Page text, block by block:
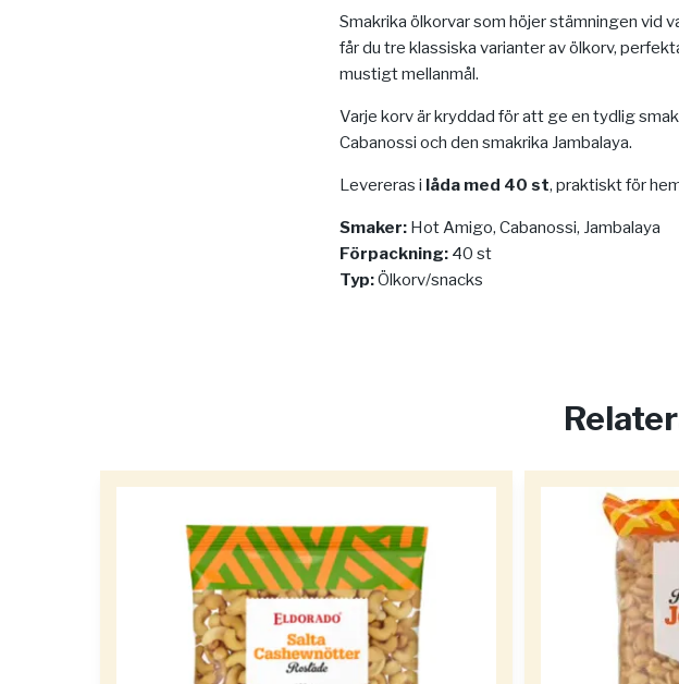
Smakrika ölkorvar som höjer stämningen vid
får du tre klassiska varianter av ölkorv,
mustigt mellanmål.
Varje korv är kryddad för att ge en tydlig
Cabanossi och den smakrika Jambalaya.
Levereras i låda med 40 st, praktiskt för
Smaker: Hot Amigo, Cabanossi, Jambalaya
Förpackning: 40 st
Typ:Ölkorv/snacks